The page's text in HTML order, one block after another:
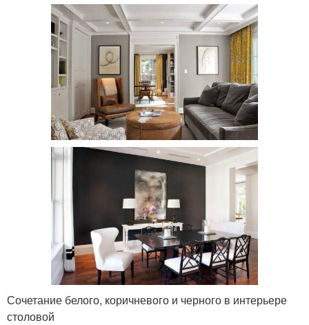
Сочетание белого, коричневого и черного в интерьере
столовой